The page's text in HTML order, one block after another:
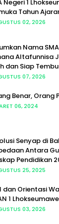
Negeri 1
Tahun
02, 2026
Nama
Altafunnisa
dan Siap
07, 2026
Benar,
06, 2024
Senyap di
Antara
Pendidikan
25, 2025
dan Orientasi
1 Lhokseumawe
03, 2026